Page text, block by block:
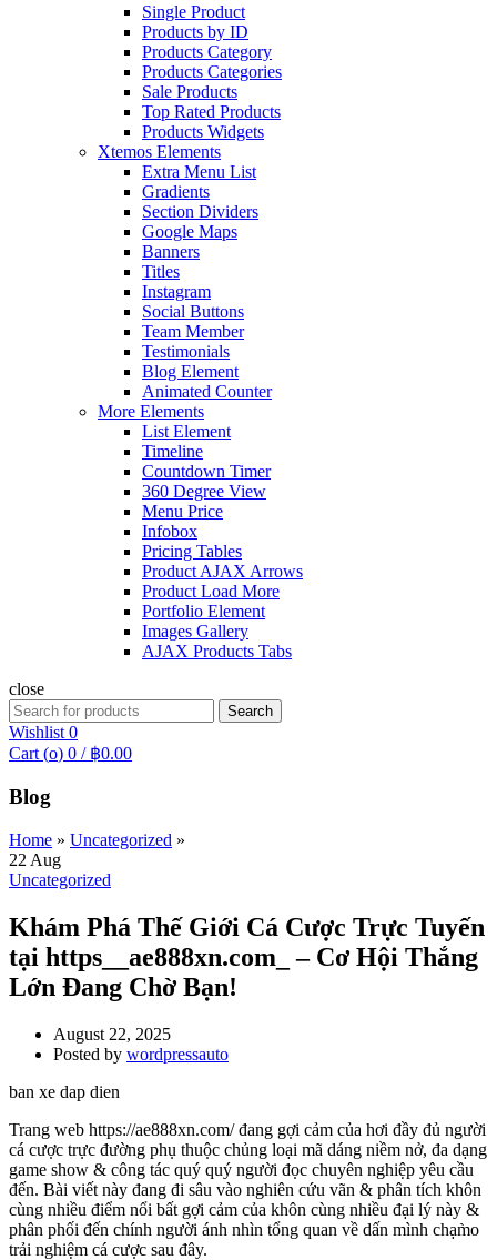
Single Product
Products by ID
Products Category
Products Categories
Sale Products
Top Rated Products
Products Widgets
Xtemos Elements
Extra Menu List
Gradients
Section Dividers
Google Maps
Banners
Titles
Instagram
Social Buttons
Team Member
Testimonials
Blog Element
Animated Counter
More Elements
List Element
Timeline
Countdown Timer
360 Degree View
Menu Price
Infobox
Pricing Tables
Product AJAX Arrows
Product Load More
Portfolio Element
Images Gallery
AJAX Products Tabs
close
Search
for:
Search
Wishlist 0
Cart (o) 0 / ฿0.00
Blog
Home » Uncategorized »
22 Aug
Uncategorized
Khám Phá Thế Giới Cá Cược Trực Tuyến
tại https__ae888xn.com_ – Cơ Hội Thắng
Lớn Đang Chờ Bạn!
August 22, 2025
Posted by wordpressauto
ban xe dap dien
Trang web https://ae888xn.com/ đang gợi cảm của hơi đầy đủ người
cá cược trực đường phụ thuộc chủng loại mã dáng niềm nở, đa dạng
game show & công tác quý quý người đọc chuyên nghiệp yêu cầu
đến. Bài viết này đang đi sâu vào nghiên cứu vãn & phân tích khôn
cùng nhiều điểm nổi bất gợi cảm của khôn cùng nhiều đại lý này &
phân phối đến chính người ánh nhìn tổng quan về dấn mình chạm̀o
trải nghiệm cá cược sau đây.